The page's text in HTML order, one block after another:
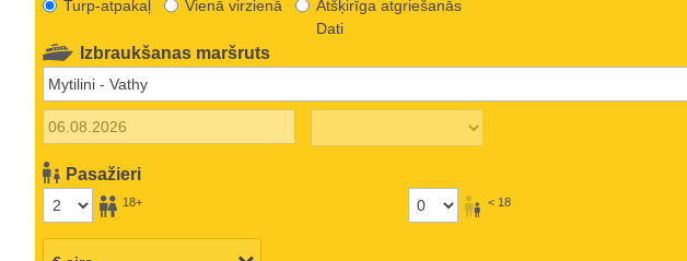
Turp-atpakaļ Vienā virzienā
Atšķirīga atgriešanās
Dati
Izbraukšanas maršruts
Pasažieri
18+ < 18